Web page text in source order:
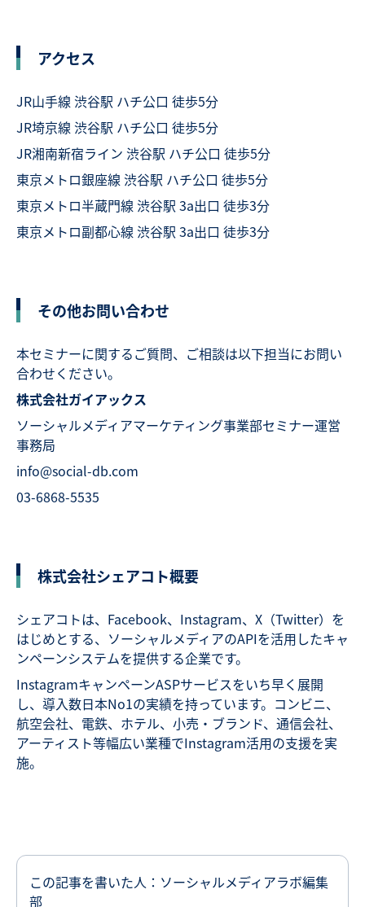
アクセス
JR山手線 渋谷駅 ハチ公口 徒歩5分
JR埼京線 渋谷駅 ハチ公口 徒歩5分
JR湘南新宿ライン 渋谷駅 ハチ公口 徒歩5分
東京メトロ銀座線 渋谷駅 ハチ公口 徒歩5分
東京メトロ半蔵門線 渋谷駅 3a出口 徒歩3分
東京メトロ副都心線 渋谷駅 3a出口 徒歩3分
その他お問い合わせ
本セミナーに関するご質問、ご相談は以下担当にお問い
合わせください。
株式会社ガイアックス
ソーシャルメディアマーケティング事業部セミナー運営
事務局
info@social-db.com
03-6868-5535
株式会社シェアコト概要
シェアコトは、Facebook、Instagram、X（Twitter）を
はじめとする、ソーシャルメディアのAPIを活用したキャ
ンペーンシステムを提供する企業です。
InstagramキャンペーンASPサービスをいち早く展開
し、導入数日本No1の実績を持っています。コンビニ、
航空会社、電鉄、ホテル、小売・ブランド、通信会社、
アーティスト等幅広い業種でInstagram活用の支援を実
施。
この記事を書いた人：ソーシャルメディアラボ編集
部